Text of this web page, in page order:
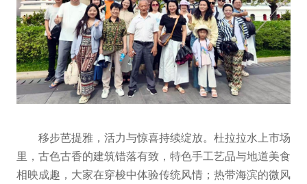
移步芭提雅，活力与惊喜持续绽放。杜拉拉水上市场
里，古色古香的建筑错落有致，特色手工艺品与地道美食
相映成趣，大家在穿梭中体验传统风情；热带海滨的微风